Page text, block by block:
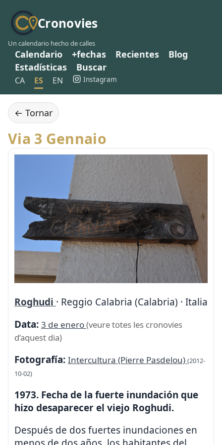
Cronovies
Un calendario hecho de calles
Calendario +fechas Recientes
Blog
Estadísticas
Buscar
CA ES EN Instagram
← Tornar
Via 3 Gennaio
Roghudi · Reggio Calabria (Calabria) · Italia
Data: 3 de enero(veure totes les cronovies
d’aquest dia)
Fotografía: Intercultura (Pierre Pasdelou) (2012-
10-02)
1973. Fecha de la fuerte inundación que
hizo desaparecer el viejo Roghudi.
Después de dos fuertes inundaciones en